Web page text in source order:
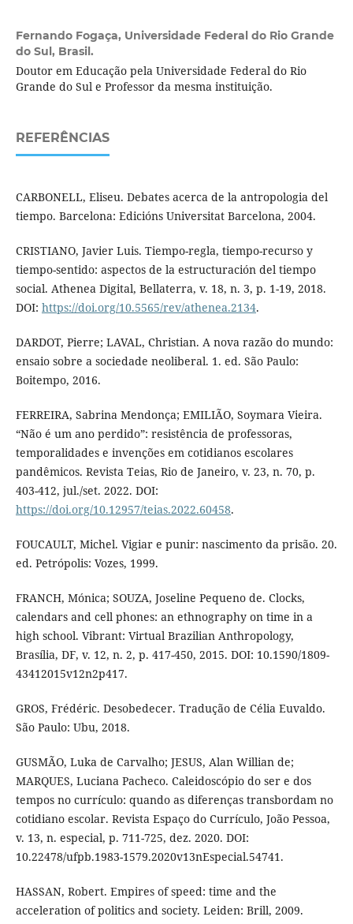
Fernando Fogaça, Universidade Federal do Rio Grande
do Sul, Brasil.
Doutor em Educação pela Universidade Federal do Rio
Grande do Sul e Professor da mesma instituição.
REFERÊNCIAS
CARBONELL, Eliseu. Debates acerca de la antropologia del
tiempo. Barcelona: Edicións Universitat Barcelona, 2004.
CRISTIANO, Javier Luis. Tiempo-regla, tiempo-recurso y
tiempo-sentido: aspectos de la estructuración del tiempo
social. Athenea Digital, Bellaterra, v. 18, n. 3, p. 1-19, 2018.
DOI: https://doi.org/10.5565/rev/athenea.2134.
DARDOT, Pierre; LAVAL, Christian. A nova razão do mundo:
ensaio sobre a sociedade neoliberal. 1. ed. São Paulo:
Boitempo, 2016.
FERREIRA, Sabrina Mendonça; EMILIÃO, Soymara Vieira.
“Não é um ano perdido”: resistência de professoras,
temporalidades e invenções em cotidianos escolares
pandêmicos. Revista Teias, Rio de Janeiro, v. 23, n. 70, p.
403-412, jul./set. 2022. DOI:
https://doi.org/10.12957/teias.2022.60458.
FOUCAULT, Michel. Vigiar e punir: nascimento da prisão. 20.
ed. Petrópolis: Vozes, 1999.
FRANCH, Mónica; SOUZA, Joseline Pequeno de. Clocks,
calendars and cell phones: an ethnography on time in a
high school. Vibrant: Virtual Brazilian Anthropology,
Brasília, DF, v. 12, n. 2, p. 417-450, 2015. DOI: 10.1590/1809-
43412015v12n2p417.
GROS, Frédéric. Desobedecer. Tradução de Célia Euvaldo.
São Paulo: Ubu, 2018.
GUSMÃO, Luka de Carvalho; JESUS, Alan Willian de;
MARQUES, Luciana Pacheco. Caleidoscópio do ser e dos
tempos no currículo: quando as diferenças transbordam no
cotidiano escolar. Revista Espaço do Currículo, João Pessoa,
v. 13, n. especial, p. 711-725, dez. 2020. DOI:
10.22478/ufpb.1983-1579.2020v13nEspecial.54741.
HASSAN, Robert. Empires of speed: time and the
acceleration of politics and society. Leiden: Brill, 2009.